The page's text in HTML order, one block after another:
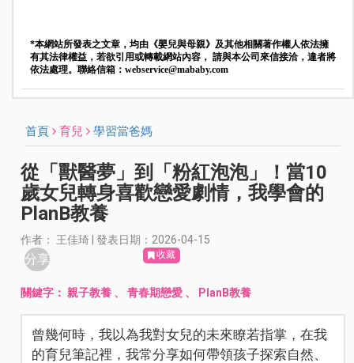
*本網站所發表之文章，均由《嬰兒與母親》及其他相關著作權人依法擁
有其法律權益，若欲引用或轉載網站內容， 請與本公司來信接洽，違者將
依法處理。聯絡信箱： webservice@mababy.com
首頁 育兒 學習當爸媽
從「獸醫夢」到「粉紅泡泡」！當10
歲女兒轉身喜歡戀愛劇情，我學會的
PlanB教養
作者： 王佳琦 | 發表日期：2026-04-15
分享 收藏
關鍵字：親子教養 、青春期戀愛 、 PlanB教養
曾幾何時，我以為我對女兒的未來瞭若指掌，在我
的育兒筆記裡，我常分享如何帶領孩子探索自然、